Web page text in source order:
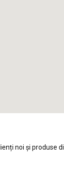
noi și produse